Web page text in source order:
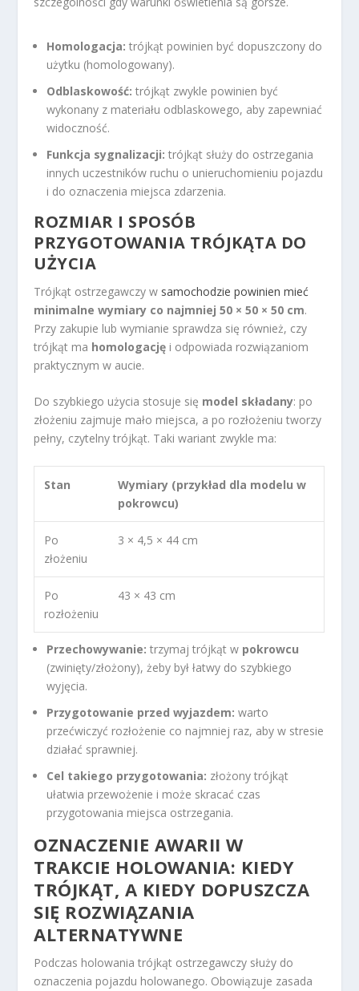
Homologacja: trójkąt powinien być dopuszczony do
użytku (homologowany).
Odblaskowość: trójkąt zwykle powinien być
wykonany z materiału odblaskowego, aby zapewniać
widoczność.
Funkcja sygnalizacji: trójkąt służy do ostrzegania
innych uczestników ruchu o unieruchomieniu pojazdu
i do oznaczenia miejsca zdarzenia.
ROZMIAR I SPOSÓB
PRZYGOTOWANIA TRÓJKĄTA DO
UŻYCIA
Trójkąt ostrzegawczy w samochodzie powinien mieć
minimalne wymiary co najmniej 50 × 50 × 50 cm.
Przy zakupie lub wymianie sprawdza się również, czy
trójkąt ma homologację i odpowiada rozwiązaniom
praktycznym w aucie.
Do szybkiego użycia stosuje się model składany: po
złożeniu zajmuje mało miejsca, a po rozłożeniu tworzy
pełny, czytelny trójkąt. Taki wariant zwykle ma:
Stan
Wymiary (przykład dla modelu w
pokrowcu)
Po
złożeniu
3 × 4,5 × 44 cm
Po
rozłożeniu
43 × 43 cm
Przechowywanie: trzymaj trójkąt w pokrowcu
(zwinięty/złożony), żeby był łatwy do szybkiego
wyjęcia.
Przygotowanie przed wyjazdem: warto
przećwiczyć rozłożenie co najmniej raz, aby w stresie
działać sprawniej.
Cel takiego przygotowania: złożony trójkąt
ułatwia przewożenie i może skracać czas
przygotowania miejsca ostrzegania.
OZNACZENIE AWARII W
TRAKCIE HOLOWANIA: KIEDY
TRÓJKĄT, A KIEDY DOPUSZCZA
SIĘ ROZWIĄZANIA
ALTERNATYWNE
Podczas holowania trójkąt ostrzegawczy służy do
oznaczenia pojazdu holowanego. Obowiązuje zasada